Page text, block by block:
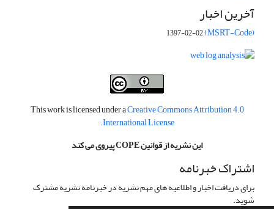
آخرین اخبار
(MSRT-Code)
1397-02-02
This work is licensed under aCreative Commons Attribution 4.0
International License
.
این نشریه از قوانین COPE پیروی می کند
اشتراک خبرنامه
برای دریافت اخبار و اطلاعیه های مهم نشریه در خبرنامه نشریه مشترک
شوید.